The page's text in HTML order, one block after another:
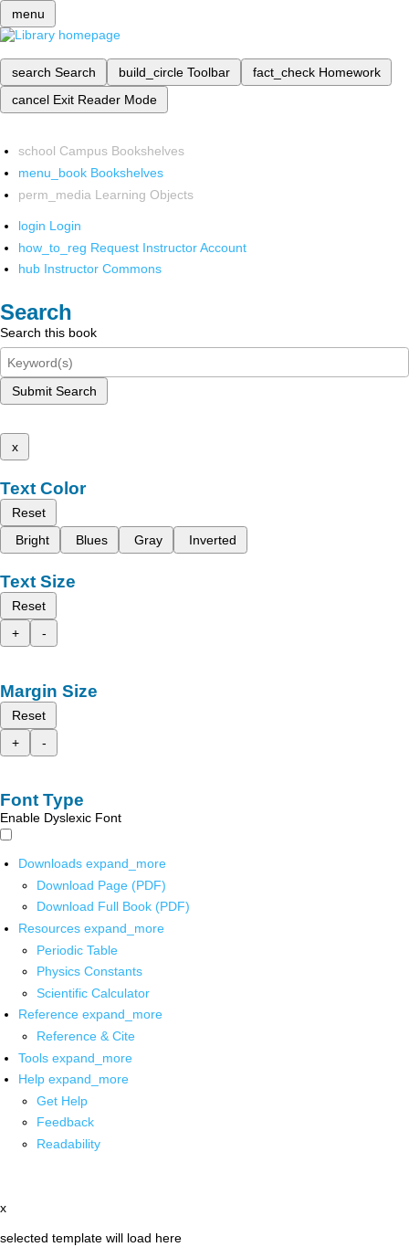
menu
search Search build_circle Toolbar fact_check Homework
cancel Exit Reader Mode
school Campus Bookshelves
menu_book Bookshelves
perm_media Learning Objects
login Login
how_to_reg Request Instructor Account
hub Instructor Commons
Search
Search this book
Submit Search
x
Text Color
Reset
Bright
Blues Gray Inverted
Text Size
Reset
+
-
Margin Size
Reset
+
-
Font Type
Enable Dyslexic Font
Downloads expand_more
Download Page (PDF)
Download Full Book (PDF)
Resources expand_more
Periodic Table
Physics Constants
Scientific Calculator
Reference expand_more
Reference & Cite
Tools expand_more
Help expand_more
Get Help
Feedback
Readability
x
selected template will load here